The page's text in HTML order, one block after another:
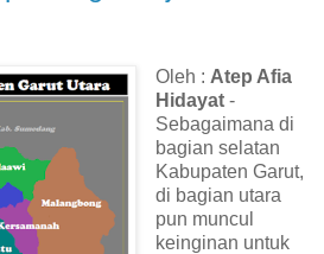
Oleh : Atep Afia
Hidayat -
Sebagaimana di
bagian selatan
Kabupaten Garut,
di bagian utara
pun muncul
keinginan untuk